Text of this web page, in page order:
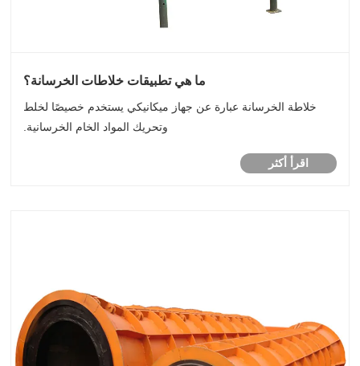
ما هي تطبيقات خلاطات الخرسانة؟
خلاطة الخرسانة عبارة عن جهاز ميكانيكي يستخدم خصيصًا لخلط
وتحريك المواد الخام الخرسانية.
اقرأ أكثر